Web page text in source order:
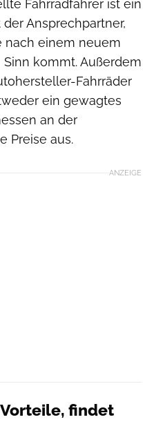
Fahrradfahrer ist ein
Ansprechpartner,
nach einem neuem
kommt. Außerdem
Fahrräder
ein gewagtes
an der
Preise aus.
ANZEIGE
findet